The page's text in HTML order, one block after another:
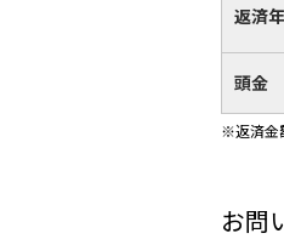
返済
頭金
※返済金
お問